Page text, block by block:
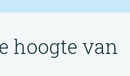
hoogte van